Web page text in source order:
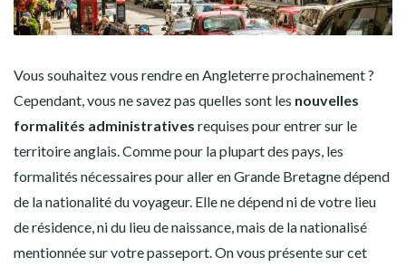
Vous souhaitez vous rendre en Angleterre prochainement ?
Cependant, vous ne savez pas quelles sont les nouvelles
formalités administratives requises pour entrer sur le
territoire anglais. Comme pour la plupart des pays, les
formalités nécessaires pour aller en Grande Bretagne dépend
de la nationalité du voyageur. Elle ne dépend ni de votre lieu
de résidence, ni du lieu de naissance, mais de la nationalisé
mentionnée sur votre passeport. On vous présente sur cet